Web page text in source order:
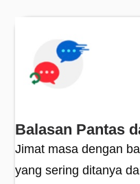
Balasan Pantas
Jimat masa dengan
yang sering ditanya